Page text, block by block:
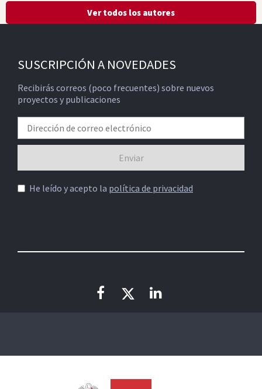
Ver todos los autores
SUSCRIPCIÓN A NOVEDADES
Recibirás correos (poco frecuentes) sobre nuevos
proyectos y publicaciones
He leído y acepto la política de privacidad